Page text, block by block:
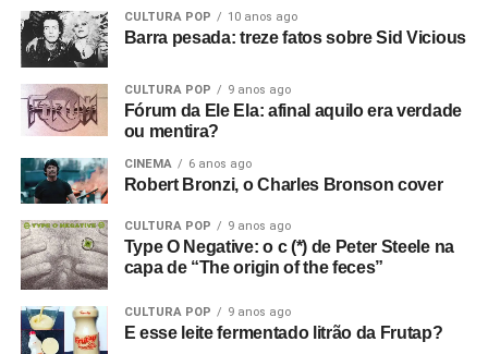
CULTURA POP 10 anos ago
Barra pesada: treze fatos sobre Sid Vicious
CULTURA POP 9 anos ago
Fórum da Ele Ela: afinal aquilo era verdade
ou mentira?
CINEMA 6 anos ago
Robert Bronzi, o Charles Bronson cover
CULTURA POP 9 anos ago
Type O Negative: o c (*) de Peter Steele na
capa de “The origin of the feces”
CULTURA POP 9 anos ago
E esse leite fermentado litrão da Frutap?